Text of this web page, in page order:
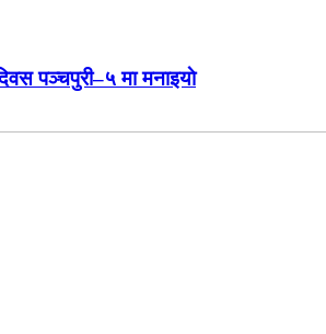
पञ्चपुरी–५ मा मनाइयाे